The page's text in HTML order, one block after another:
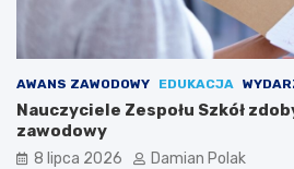
AWANS ZAWODOWY EDUKACJA
Nauczyciele Zespołu Szkół
zawodowy
8 lipca 2026 Damian Polak